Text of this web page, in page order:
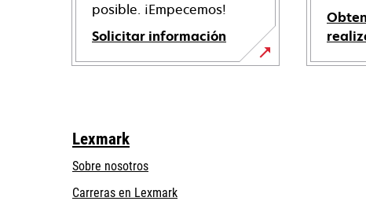
posible. ¡Empecemos!
Solicitar información
Lexmark
Sobre nosotros
Carreras en Lexmark